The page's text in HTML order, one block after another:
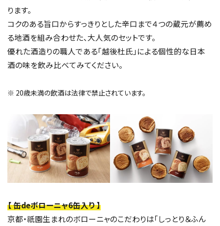
ります。
コクのある旨口からすっきりとした辛口まで４つの蔵元が薦め
る地酒を組み合わせた、大人気のセットです。
優れた酒造りの職人である「越後杜氏」による個性的な日本
酒の味を飲み比べてみてください。
※ 20歳未満の飲酒は法律で禁止されています。
【 缶deボローニャ6缶入り 】
京都・祇園生まれのボローニャのこだわりは「しっとり＆ふん